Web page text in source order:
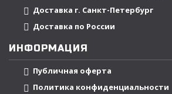
Доставка г. Санкт-Петербург
Доставка по России
ИНФОРМАЦИЯ
Публичная оферта
Политика конфиденциальности